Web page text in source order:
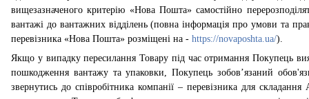
вищезазначеного критерію «Нова Пошта» самостійно
вантажі до вантажних відділень (повна інформація про умови та
перевізника «Нова Пошта» розміщені на - https://novaposhta.ua/).
Якщо у випадку пересилання Товару під час отримання Покупець
пошкодження вантажу та упаковки, Покупець зобов’язаний
звернутись до співробітника компанії – перевізника для складання